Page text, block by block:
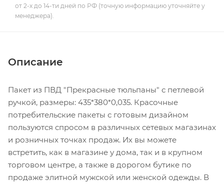
от 2-х до 14-ти дней по РФ (точную информацию уточняйте у
менеджера).
Описание
Пакет из ПВД "Прекрасные тюльпаны" с петлевой
ручкой, размеры: 435*380*0,035. Красочные
потребительские пакеты с готовым дизайном
пользуются спросом в различных сетевых магазинах
и розничных точках продаж. Их вы можете
встретить, как в магазине у дома, так и в крупном
торговом центре, а также в дорогом бутике по
продаже элитной мужской или женской одежды. В